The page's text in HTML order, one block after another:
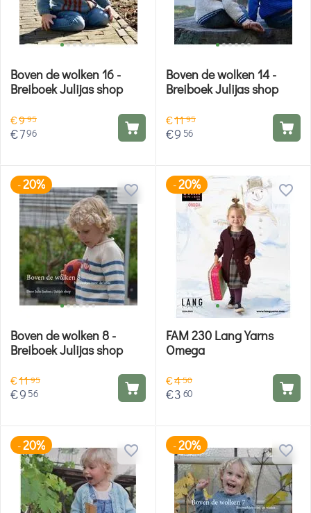
Boven de wolken 16 -
Breiboek Julijas shop
€995
€796
Boven de wolken 14 -
Breiboek Julijas shop
€1195
€9 56
-20%
Boven de wolken 8 -
Breiboek Julijas shop
€1195
€9 56
-20%
FAM 230 Lang Yarns
Omega
€450
€3 60
-20% -20%